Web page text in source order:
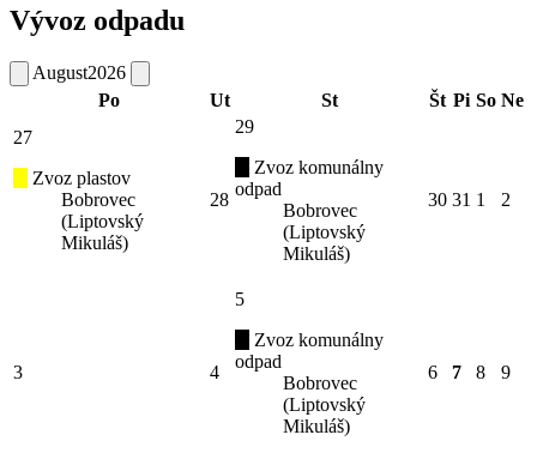
Vývoz odpadu
August2026
Po
Ut St Št Pi So Ne
27
Zvoz plastov
Bobrovec
(Liptovský
Mikuláš)
28
29
Zvoz komunálny
odpad
Bobrovec
(Liptovský
Mikuláš)
30 31 1 2
3 4
5
Zvoz komunálny
odpad
Bobrovec
(Liptovský
Mikuláš)
6 7 8 9